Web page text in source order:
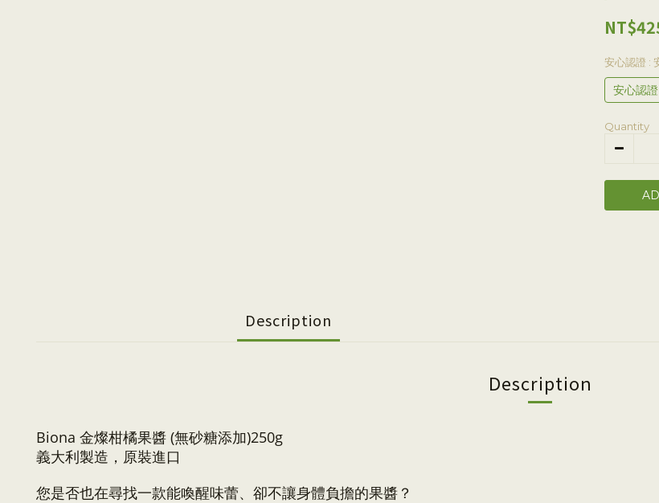
安心認證 :
安心認證
Quantity
Description
Description
Biona 金燦柑橘果醬 (無砂糖添加)250g
義大利製造，原裝進口
您是否也在尋找一款能喚醒味蕾、卻不讓身體負擔的果醬？